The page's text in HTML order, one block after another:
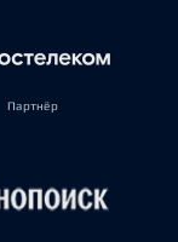
Партнёр